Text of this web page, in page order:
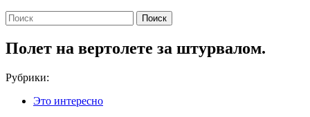
КНОПКА
ЗАКРЫТЬ
Найти:
Полет на вертолете за штурвалом.
Рубрики:
Это интересно